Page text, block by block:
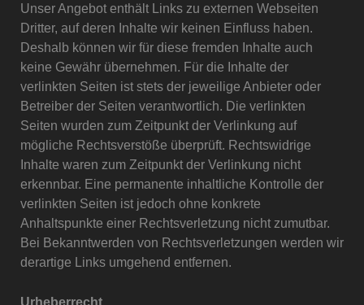
Unser Angebot enthält Links zu externen Webseiten
Dritter, auf deren Inhalte wir keinen Einfluss haben.
Deshalb können wir für diese fremden Inhalte auch
keine Gewähr übernehmen. Für die Inhalte der
verlinkten Seiten ist stets der jeweilige Anbieter oder
Betreiber der Seiten verantwortlich. Die verlinkten
Seiten wurden zum Zeitpunkt der Verlinkung auf
mögliche Rechtsverstöße überprüft. Rechtswidrige
Inhalte waren zum Zeitpunkt der Verlinkung nicht
erkennbar. Eine permanente inhaltliche Kontrolle der
verlinkten Seiten ist jedoch ohne konkrete
Anhaltspunkte einer Rechtsverletzung nicht zumutbar.
Bei Bekanntwerden von Rechtsverletzungen werden wir
derartige Links umgehend entfernen.
Urheberrecht